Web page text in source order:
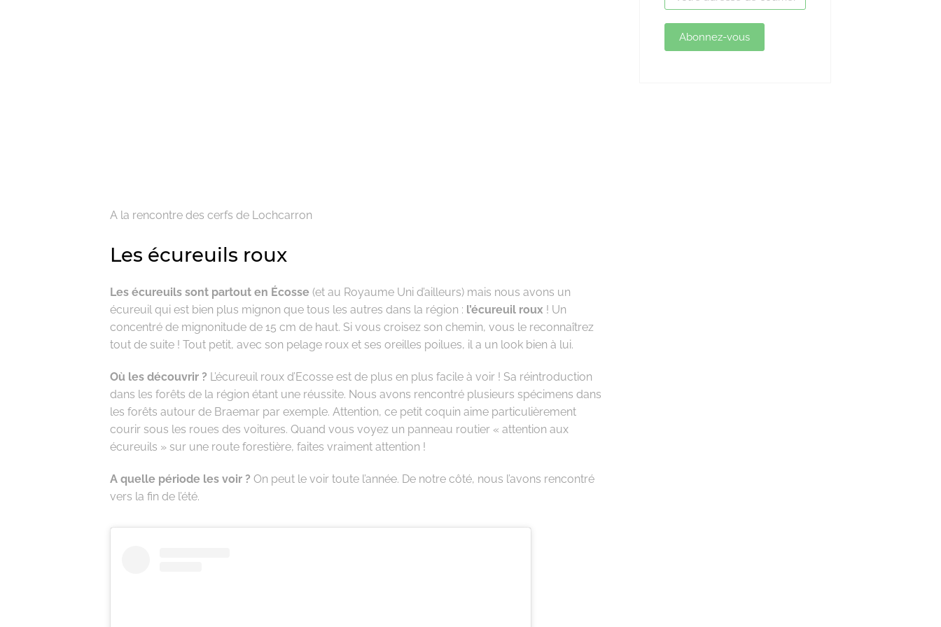
A la rencontre des cerfs de Lochcarron
Les écureuils roux
Les écureuils sont partout en Écosse (et au Royaume Uni d’ailleurs) mais nous avons un
écureuil qui est bien plus mignon que tous les autres dans la région : l’écureuil roux ! Un
concentré de mignonitude de 15 cm de haut. Si vous croisez son chemin, vous le reconnaîtrez
tout de suite ! Tout petit, avec son pelage roux et ses oreilles poilues, il a un look bien à lui.
Où les découvrir ? L’écureuil roux d’Ecosse est de plus en plus facile à voir ! Sa réintroduction
dans les forêts de la région étant une réussite. Nous avons rencontré plusieurs spécimens dans
les forêts autour de Braemar par exemple. Attention, ce petit coquin aime particulièrement
courir sous les roues des voitures. Quand vous voyez un panneau routier « attention aux
écureuils » sur une route forestière, faites vraiment attention !
A quelle période les voir ? On peut le voir toute l’année. De notre côté, nous l’avons rencontré
vers la fin de l’été.